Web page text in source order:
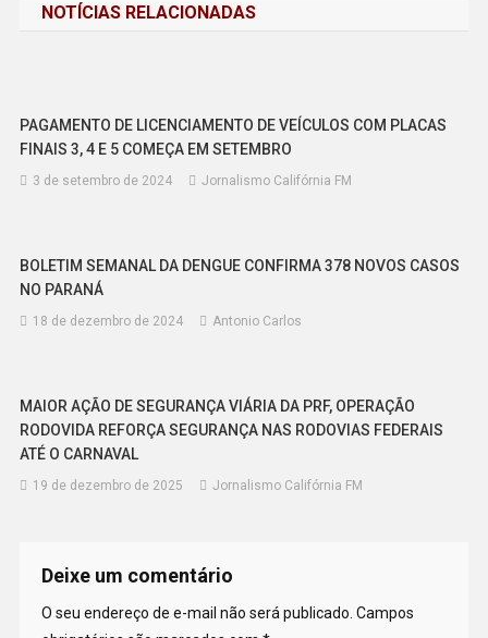
Post
NOTÍCIAS RELACIONADAS
PAGAMENTO DE LICENCIAMENTO DE VEÍCULOS COM PLACAS
FINAIS 3, 4 E 5 COMEÇA EM SETEMBRO
3 de setembro de 2024 Jornalismo Califórnia FM
BOLETIM SEMANAL DA DENGUE CONFIRMA 378 NOVOS CASOS
NO PARANÁ
18 de dezembro de 2024 Antonio Carlos
MAIOR AÇÃO DE SEGURANÇA VIÁRIA DA PRF, OPERAÇÃO
RODOVIDA REFORÇA SEGURANÇA NAS RODOVIAS FEDERAIS
ATÉ O CARNAVAL
19 de dezembro de 2025 Jornalismo Califórnia FM
Deixe um comentário
O seu endereço de e-mail não será publicado. Campos